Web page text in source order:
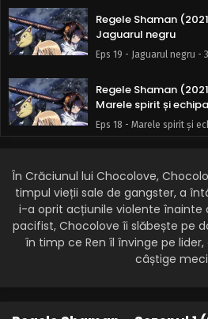
Regele Shaman
Jaguarul negru
Eps 19 - Jaguarul negru -
Regele Shaman
Marele spirit și
Eps 18 - Marele spirit și
Pistolele îngerilor
Eps 17 - Pistolele îngerilor
Regele Shaman
Intrați în Ultra-
Eps 16 - Intrați în Ultra-
Când piesele se
În Crăciunul lui Chocolove,
timpul vieții sale de gangster, a
i-a oprit acțiunile violente înainte
pacifist, Chocolove îi slăbește pe
în timp ce Ren îl învinge pe
câștige